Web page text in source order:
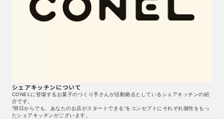
シェアキッチンについて
CONELに登場するお菓子のつくり手さんが活動拠点としているシェアキッチンの紹
介です。
”明日からでも、あなたのお店がスタートできる”をコンセプトにそれぞれ個性をもっ
たシェアキッチンがございます。